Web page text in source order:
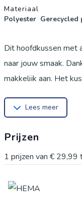
Materiaal
Polyester Gerecycled
Dit hoofdkussen met
naar jouw smaak.
makkelijk aan. Het
Fijn slapen, elke
wasvoorschriften:
gelijke kleuren.
niet bleken.
Lees meer
Prijzen
1 prijzen van € 29,99